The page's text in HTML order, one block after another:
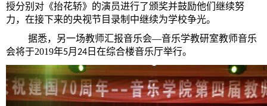
授分别对《抬花轿》的演员进行了颁奖并鼓励他们继续努
力，在接下来的央视节目录制中继续为学校争光。
据悉，另一场教师汇报音乐会—音乐学教研室教师音乐
会将于2019年5月 24 日在综合楼音乐厅举行。